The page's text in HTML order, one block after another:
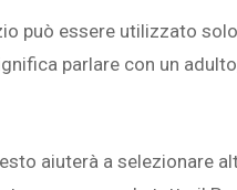
può essere utilizzato
parlare con un
aiuterà a selezionare